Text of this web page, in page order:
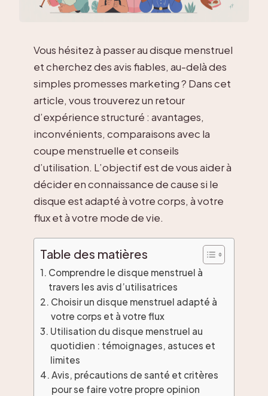
Vous hésitez à passer au disque menstruel
et cherchez des avis fiables, au-delà des
simples promesses marketing ? Dans cet
article, vous trouverez un retour
d’expérience structuré : avantages,
inconvénients, comparaisons avec la
coupe menstruelle et conseils
d’utilisation. L’objectif est de vous aider à
décider en connaissance de cause si le
disque est adapté à votre corps, à votre
flux et à votre mode de vie.
Table des matières
Comprendre le disque menstruel à
travers les avis d’utilisatrices
Choisir un disque menstruel adapté à
votre corps et à votre flux
Utilisation du disque menstruel au
quotidien : témoignages, astuces et
limites
Avis, précautions de santé et critères
pour se faire votre propre opinion